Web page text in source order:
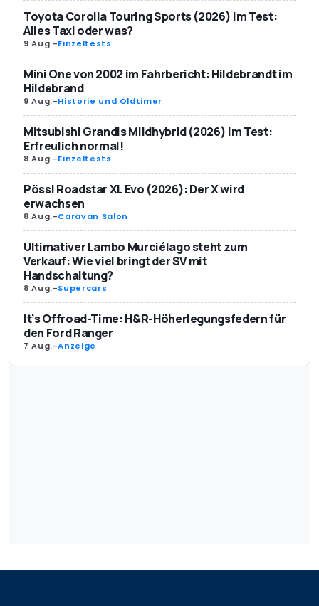
Toyota Corolla Touring Sports (2026) im Test:
Alles Taxi oder was?
9 Aug.-Einzeltests
Mini One von 2002 im Fahrbericht: Hildebrandt im
Hildebrand
9 Aug.-Historie und Oldtimer
Mitsubishi Grandis Mildhybrid (2026) im Test:
Erfreulich normal!
8 Aug.-Einzeltests
Pössl Roadstar XL Evo (2026): Der X wird
erwachsen
8 Aug.-Caravan Salon
Ultimativer Lambo Murciélago steht zum
Verkauf: Wie viel bringt der SV mit
Handschaltung?
8 Aug.-Supercars
It’s Offroad-Time: H&R-Höherlegungsfedern für
den Ford Ranger
7 Aug.-Anzeige